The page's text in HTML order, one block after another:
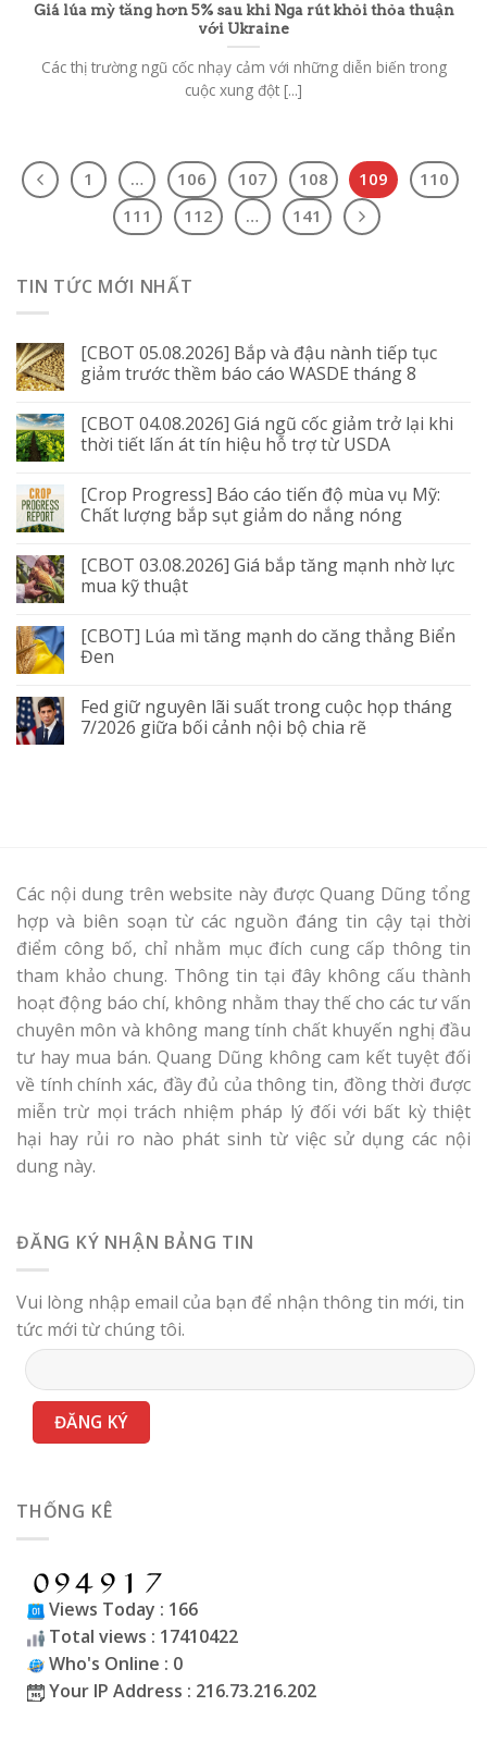
Giá lúa mỳ tăng hơn 5% sau khi Nga rút khỏi thỏa thuận
với Ukraine
Các thị trường ngũ cốc nhạy cảm với những diễn biến trong
cuộc xung đột [...]
1 … 106 107 108 109
110
111
112 … 141
TIN TỨC MỚI NHẤT
[CBOT 05.08.2026] Bắp và đậu nành tiếp tục
giảm trước thềm báo cáo WASDE tháng 8
[CBOT 04.08.2026] Giá ngũ cốc giảm trở lại khi
thời tiết lấn át tín hiệu hỗ trợ từ USDA
[Crop Progress] Báo cáo tiến độ mùa vụ Mỹ:
Chất lượng bắp sụt giảm do nắng nóng
[CBOT 03.08.2026] Giá bắp tăng mạnh nhờ lực
mua kỹ thuật
[CBOT] Lúa mì tăng mạnh do căng thẳng Biển
Đen
Fed giữ nguyên lãi suất trong cuộc họp tháng
7/2026 giữa bối cảnh nội bộ chia rẽ
Các nội dung trên website này được Quang Dũng tổng
hợp và biên soạn từ các nguồn đáng tin cậy tại thời
điểm công bố, chỉ nhằm mục đích cung cấp thông tin
tham khảo chung. Thông tin tại đây không cấu thành
hoạt động báo chí, không nhằm thay thế cho các tư vấn
chuyên môn và không mang tính chất khuyến nghị đầu
tư hay mua bán. Quang Dũng không cam kết tuyệt đối
về tính chính xác, đầy đủ của thông tin, đồng thời được
miễn trừ mọi trách nhiệm pháp lý đối với bất kỳ thiệt
hại hay rủi ro nào phát sinh từ việc sử dụng các nội
dung này.
ĐĂNG KÝ NHẬN BẢNG TIN
Vui lòng nhập email của bạn để nhận thông tin mới, tin
tức mới từ chúng tôi.
THỐNG KÊ
Views Today : 166
Total views : 17410422
Who's Online : 0
Your IP Address : 216.73.216.202